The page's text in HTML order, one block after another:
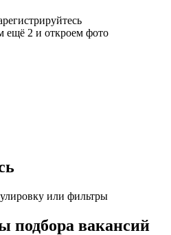
ещё 2 и откроем фото
или фильтры
подбора вакансий